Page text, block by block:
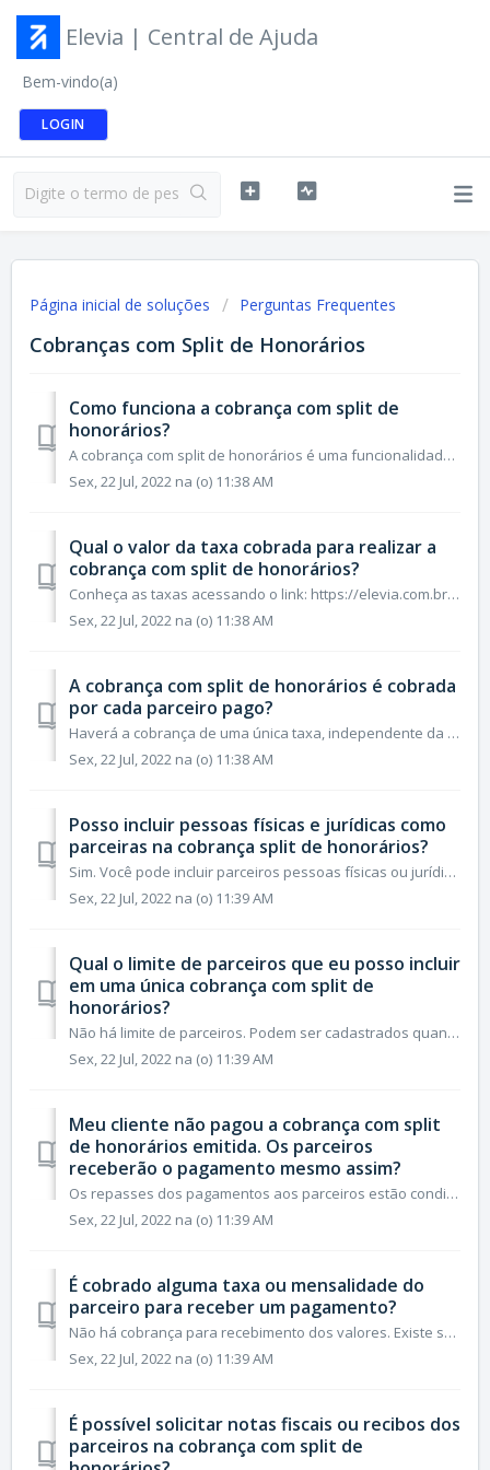
Elevia | Central de Ajuda
Bem-vindo(a)
LOGIN
Página inicial de soluções Perguntas Frequentes
Cobranças com Split de Honorários
Como funciona a cobrança com split de
honorários?
A cobrança com split de honorários é uma funcionalidade que permite o repasse automático dos honorários para um ou mais parceiros em uma única transação pag...
Sex, 22 Jul, 2022 na (o) 11:38 AM
Qual o valor da taxa cobrada para realizar a
cobrança com split de honorários?
Conheça as taxas acessando o link: https://elevia.com.br/planos-e-taxas.
Sex, 22 Jul, 2022 na (o) 11:38 AM
A cobrança com split de honorários é cobrada
por cada parceiro pago?
Haverá a cobrança de uma única taxa, independente da quantidade de parceiros cadastrados para recebimento da cobrança com split.
Sex, 22 Jul, 2022 na (o) 11:38 AM
Posso incluir pessoas físicas e jurídicas como
parceiras na cobrança split de honorários?
Sim. Você pode incluir parceiros pessoas físicas ou jurídicas na para recebimento dos repasses dos valores da cobranças.
Sex, 22 Jul, 2022 na (o) 11:39 AM
Qual o limite de parceiros que eu posso incluir
em uma única cobrança com split de
honorários?
Não há limite de parceiros. Podem ser cadastrados quantos parceiros (PF ou PJ) forem necessários.
Sex, 22 Jul, 2022 na (o) 11:39 AM
Meu cliente não pagou a cobrança com split
de honorários emitida. Os parceiros
receberão o pagamento mesmo assim?
Os repasses dos pagamentos aos parceiros estão condicionados ao pagamento realizado pelo seu cliente.
Sex, 22 Jul, 2022 na (o) 11:39 AM
É cobrado alguma taxa ou mensalidade do
parceiro para receber um pagamento?
Não há cobrança para recebimento dos valores. Existe somente uma taxa para que seja realizada a transferência do valor para a conta bancária do parceiro. Co...
Sex, 22 Jul, 2022 na (o) 11:39 AM
É possível solicitar notas fiscais ou recibos dos
parceiros na cobrança com split de